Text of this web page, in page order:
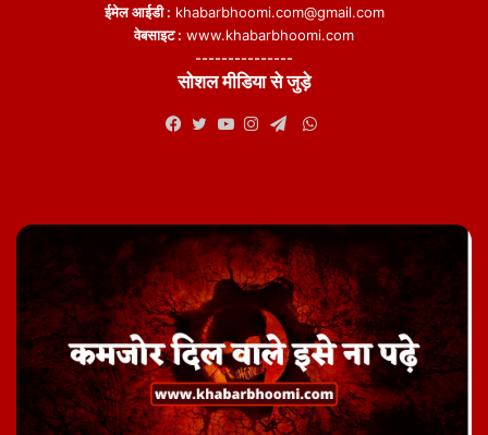
ईमेल आईडी : khabarbhoomi.com@gmail.com
वेबसाइट : www.khabarbhoomi.com
---------------
सोशल मीडिया से जुड़े
WhatsApp